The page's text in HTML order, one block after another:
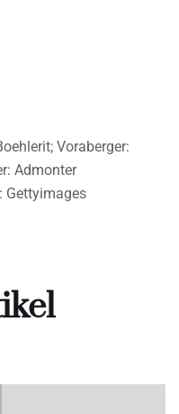
Voraberger:
Admonter
Gettyimages